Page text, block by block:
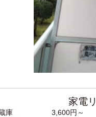
家電
庫 3,600円～